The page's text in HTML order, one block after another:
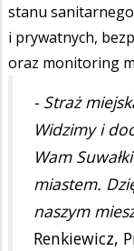
stanu
i prywatnych,
oraz monitoring
- Straż
Widzimy i
Wam
miastem.
naszym
Renkiewicz,